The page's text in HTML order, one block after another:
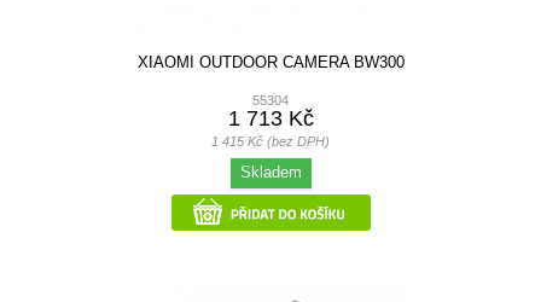
XIAOMI OUTDOOR CAMERA BW300
55304
1 713 Kč
1 415 Kč (bez DPH)
Skladem